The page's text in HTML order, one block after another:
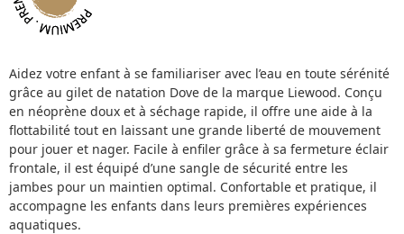
Aidez votre enfant à se familiariser avec l’eau en toute sérénité
grâce au gilet de natation Dove de la marque Liewood. Conçu
en néoprène doux et à séchage rapide, il offre une aide à la
flottabilité tout en laissant une grande liberté de mouvement
pour jouer et nager. Facile à enfiler grâce à sa fermeture éclair
frontale, il est équipé d’une sangle de sécurité entre les
jambes pour un maintien optimal. Confortable et pratique, il
accompagne les enfants dans leurs premières expériences
aquatiques.